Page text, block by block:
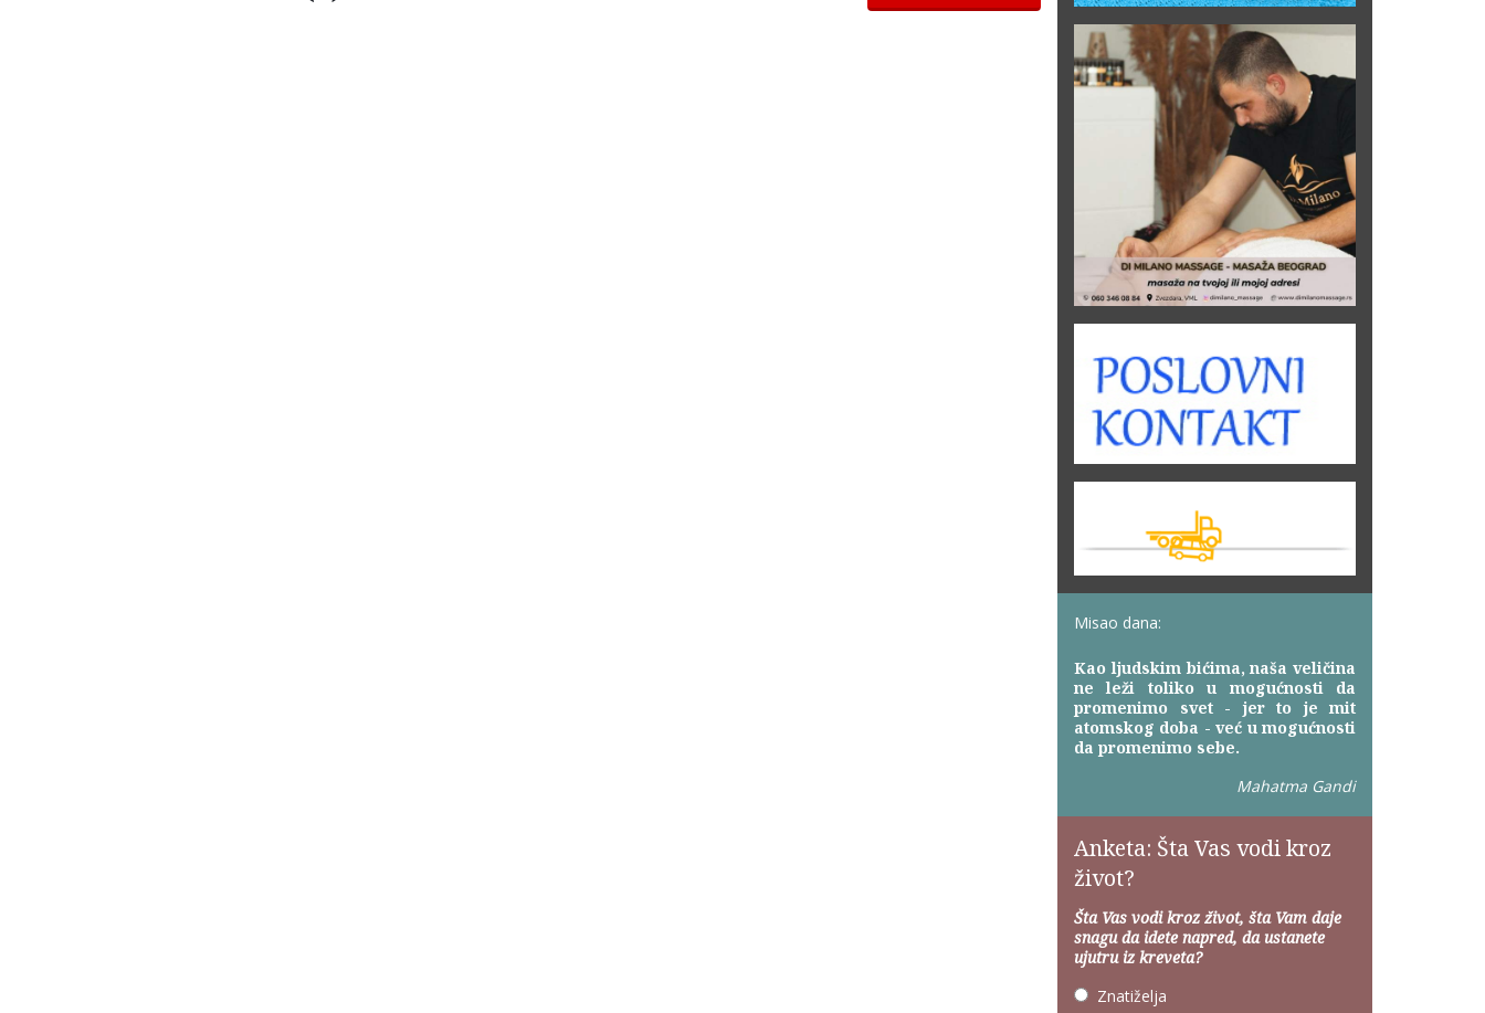
Misao dana:
Kao ljudskim bićima, naša veličina
ne leži toliko u mogućnosti da
promenimo svet - jer to je mit
atomskog doba - već u mogućnosti
da promenimo sebe.
Mahatma Gandi
Anketa: Šta Vas vodi kroz
život?
Šta Vas vodi kroz život, šta Vam daje
snagu da idete napred, da ustanete
ujutru iz kreveta?
Znatiželja